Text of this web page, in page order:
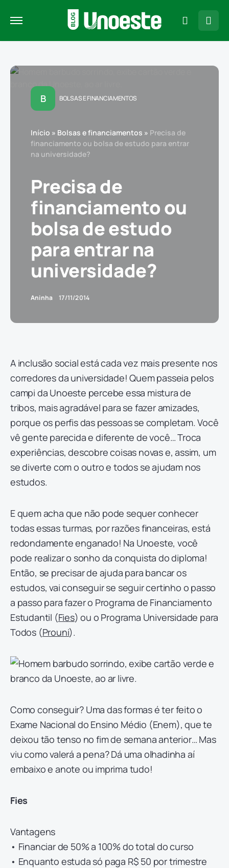
B BOLSAS E FINANCIAMENTOS
Início » Bolsas e financiamentos » Precisa de
financiamento ou bolsa de estudo para entrar
na universidade?
Precisa de
financiamento ou
bolsa de estudo
para entrar na
universidade?
Aninha 17/11/2014
A inclusão social está cada vez mais presente nos
corredores da universidade! Quem passeia pelos
campi da Unoeste percebe essa mistura de
tribos, mais agradável para se fazer amizades,
porque os perfis das pessoas se completam. Você
vê gente parecida e diferente de você… Troca
experiências, descobre coisas novas e, assim, um
se diverte com o outro e todos se ajudam nos
estudos.
E quem acha que não pode sequer conhecer
todas essas turmas, por razões financeiras, está
redondamente enganado! Na Unoeste, você
pode realizar o sonho da conquista do diploma!
Então, se precisar de ajuda para bancar os
estudos, vai conseguir se seguir certinho o passo
a passo para fazer o Programa de Financiamento
Estudantil (Fies) ou o Programa Universidade para
Todos (Prouni).
Como conseguir? Uma das formas é ter feito o
Exame Nacional do Ensino Médio (Enem), que te
deixou tão tenso no fim de semana anterior… Mas
viu como valerá a pena? Dá uma olhadinha aí
embaixo e anote ou imprima tudo!
Fies
Vantagens
• Financiar de 50% a 100% do total do curso
• Enquanto estuda só paga R$ 50 por trimestre